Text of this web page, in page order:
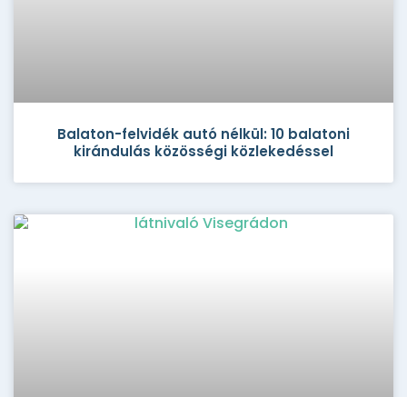
Balaton-felvidék autó nélkül: 10 balatoni
kirándulás közösségi közlekedéssel